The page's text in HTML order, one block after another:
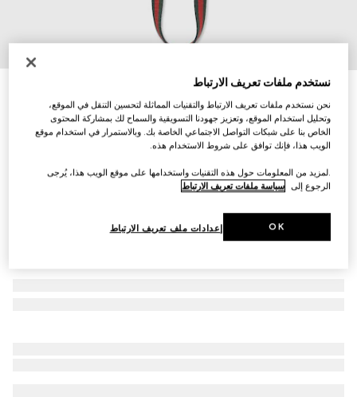
التخصيص بالأحرف الأولى
رسن حيوان أليف صغير الحجم/متوسط الحجم
€ 345
تنويعاتجلد دمترا باللون البني
نستخدم ملفات تعريف الارتباط
نحن نستخدم ملفات تعريف الارتباط والتقنيات المماثلة لتحسين التنقل في الموقع،
وتحليل استخدام الموقع، وتعزيز جهودنا التسويقية والسماح لك بمشاركة المحتوى
الخاص بنا على شبكات التواصل الاجتماعي الخاصة بك. وبالاستمرار في استخدام موقع
الويب هذا، فإنك توافق على شروط الاستخدام هذه.
.لمزيد من المعلومات حول هذه التقنيات واستخدامها على موقع الويب هذا، يُرجى
الرجوع إلى سياسة ملفات تعريف الارتباط
إعدادات ملف تعريف الارتباط OK